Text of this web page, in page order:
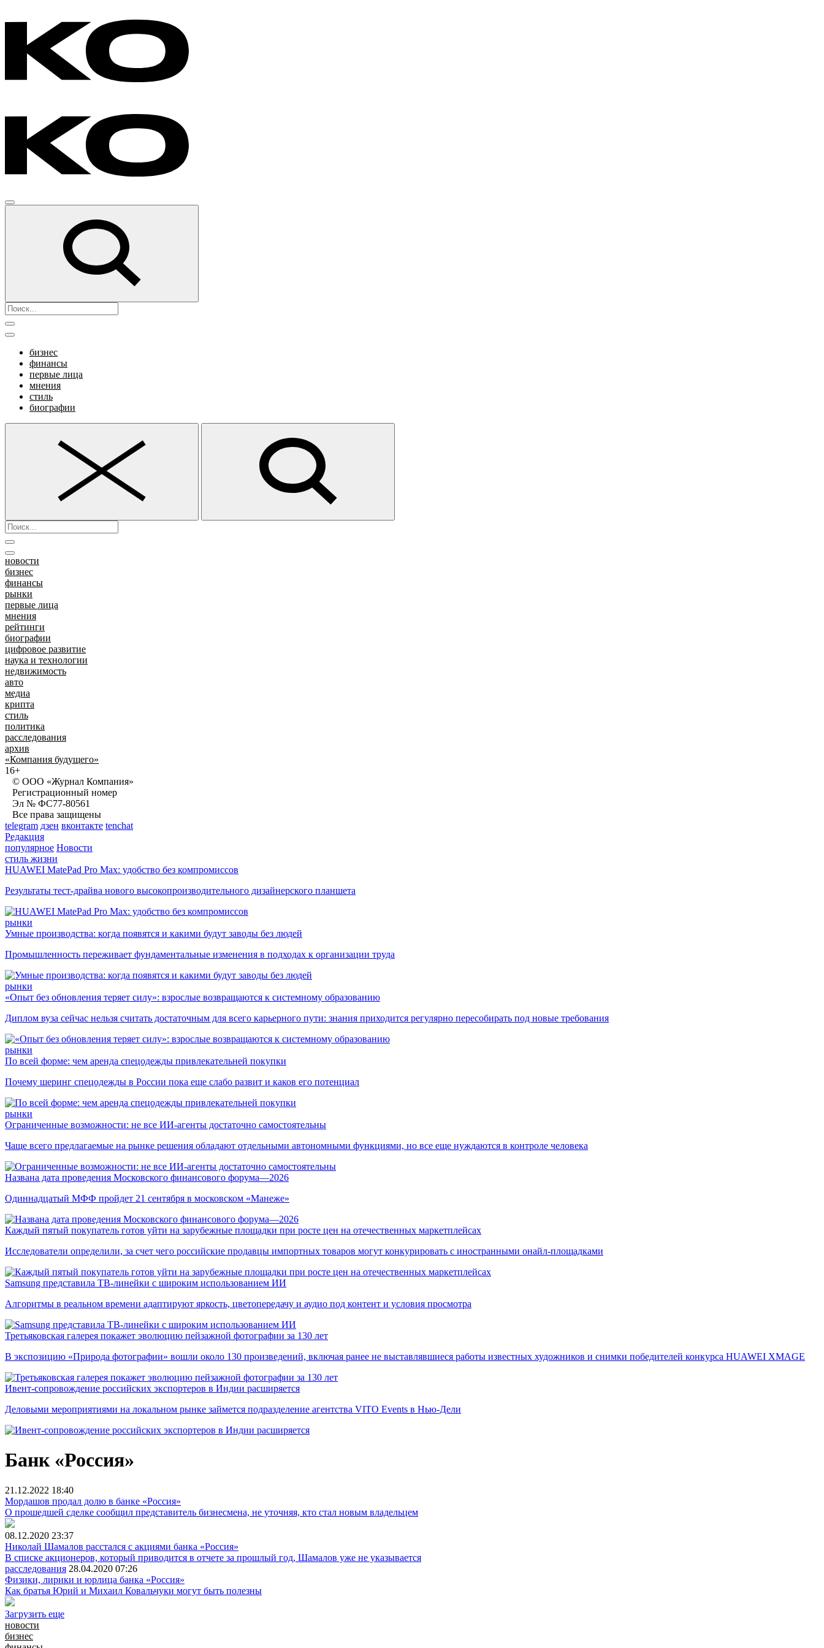
бизнес
финансы
первые лица
мнения
стиль
биографии
новости
бизнес
финансы
рынки
первые лица
мнения
рейтинги
биографии
цифровое развитие
наука и технологии
недвижимость
авто
медиа
крипта
стиль
политика
расследования
архив
«Компания будущего»
16+
© ООО «Журнал Компания»
Регистрационный номер
Эл № ФС77-80561
Все права защищены
telegram дзен вконтакте tenchat
Редакция
популярное Новости
стиль жизни
HUAWEI MatePad Pro Max: удобство без компромиссов
Результаты тест-драйва нового высокопроизводительного дизайнерского планшета
рынки
Умные производства: когда появятся и какими будут заводы без людей
Промышленность переживает фундаментальные изменения в подходах к организации труда
рынки
«Опыт без обновления теряет силу»: взрослые возвращаются к системному образованию
Диплом вуза сейчас нельзя считать достаточным для всего карьерного пути: знания приходится регулярно пересобирать под новые требования
рынки
По всей форме: чем аренда спецодежды привлекательней покупки
Почему шеринг спецодежды в России пока еще слабо развит и каков его потенциал
рынки
Ограниченные возможности: не все ИИ-агенты достаточно самостоятельны
Чаще всего предлагаемые на рынке решения обладают отдельными автономными функциями, но все еще нуждаются в контроле человека
Названа дата проведения Московского финансового форума—2026
Одиннадцатый МФФ пройдет 21 сентября в московском «Манеже»
Каждый пятый покупатель готов уйти на зарубежные площадки при росте цен на отечественных маркетплейсах
Исследователи определили, за счет чего российские продавцы импортных товаров могут конкурировать с иностранными онайл-площадками
Samsung представила ТВ-линейки с широким использованием ИИ
Алгоритмы в реальном времени адаптируют яркость, цветопередачу и аудио под контент и условия просмотра
Третьяковская галерея покажет эволюцию пейзажной фотографии за 130 лет
В экспозицию «Природа фотографии» вошли около 130 произведений, включая ранее не выставлявшиеся работы известных художников и снимки победителей конкурса HUAWEI XMAGE
Ивент-сопровождение российских экспортеров в Индии расширяется
Деловыми мероприятиями на локальном рынке займется подразделение агентства VITO Events в Нью-Дели
Банк «Россия»
21.12.2022 18:40
Мордашов продал долю в банке «Россия»
О прошедшей сделке сообщил представитель бизнесмена, не уточняя, кто стал новым владельцем
08.12.2020 23:37
Николай Шамалов расстался с акциями банка «Россия»
В списке акционеров, который приводится в отчете за прошлый год, Шамалов уже не указывается
расследования 28.04.2020 07:26
Физики, лирики и юрлица банка «Россия»
Как братья Юрий и Михаил Ковальчуки могут быть полезны
Загрузить еще
новости
бизнес